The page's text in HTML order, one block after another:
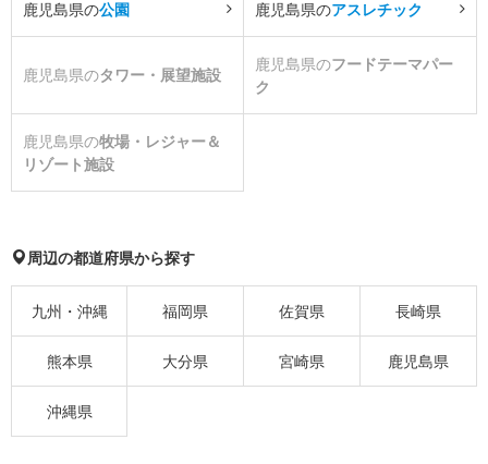
鹿児島県の公園 鹿児島県のアスレチック
鹿児島県のタワー・展望施設
鹿児島県のフードテーマパー
ク
鹿児島県の牧場・レジャー＆
リゾート施設
周辺の都道府県から探す
九州・沖縄 福岡県 佐賀県 長崎県
熊本県 大分県 宮崎県 鹿児島県
沖縄県